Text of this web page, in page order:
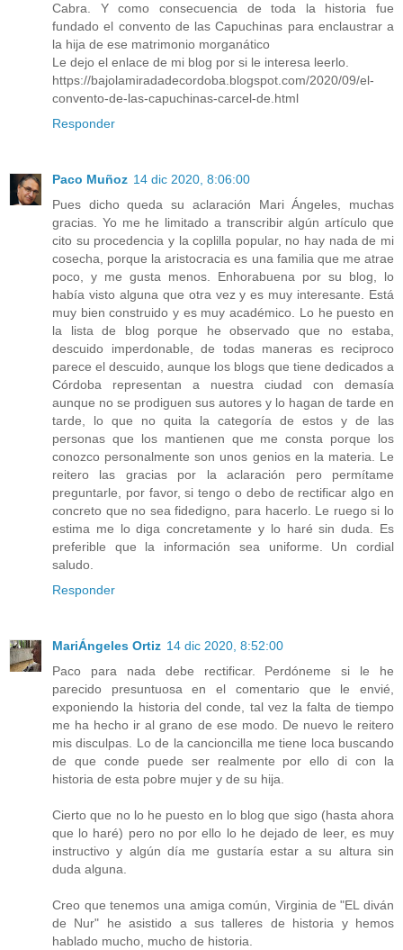
Cabra. Y como consecuencia de toda la historia fue
fundado el convento de las Capuchinas para enclaustrar a
la hija de ese matrimonio morganático
Le dejo el enlace de mi blog por si le interesa leerlo.
https://bajolamiradadecordoba.blogspot.com/2020/09/el-
convento-de-las-capuchinas-carcel-de.html
Responder
Paco Muñoz 14 dic 2020, 8:06:00
Pues dicho queda su aclaración Mari Ángeles, muchas
gracias. Yo me he limitado a transcribir algún artículo que
cito su procedencia y la coplilla popular, no hay nada de mi
cosecha, porque la aristocracia es una familia que me atrae
poco, y me gusta menos. Enhorabuena por su blog, lo
había visto alguna que otra vez y es muy interesante. Está
muy bien construido y es muy académico. Lo he puesto en
la lista de blog porque he observado que no estaba,
descuido imperdonable, de todas maneras es reciproco
parece el descuido, aunque los blogs que tiene dedicados a
Córdoba representan a nuestra ciudad con demasía
aunque no se prodiguen sus autores y lo hagan de tarde en
tarde, lo que no quita la categoría de estos y de las
personas que los mantienen que me consta porque los
conozco personalmente son unos genios en la materia. Le
reitero las gracias por la aclaración pero permítame
preguntarle, por favor, si tengo o debo de rectificar algo en
concreto que no sea fidedigno, para hacerlo. Le ruego si lo
estima me lo diga concretamente y lo haré sin duda. Es
preferible que la información sea uniforme. Un cordial
saludo.
Responder
MariÁngeles Ortiz 14 dic 2020, 8:52:00
Paco para nada debe rectificar. Perdóneme si le he
parecido presuntuosa en el comentario que le envié,
exponiendo la historia del conde, tal vez la falta de tiempo
me ha hecho ir al grano de ese modo. De nuevo le reitero
mis disculpas. Lo de la cancioncilla me tiene loca buscando
de que conde puede ser realmente por ello di con la
historia de esta pobre mujer y de su hija.
Cierto que no lo he puesto en lo blog que sigo (hasta ahora
que lo haré) pero no por ello lo he dejado de leer, es muy
instructivo y algún día me gustaría estar a su altura sin
duda alguna.
Creo que tenemos una amiga común, Virginia de "EL diván
de Nur" he asistido a sus talleres de historia y hemos
hablado mucho, mucho de historia.